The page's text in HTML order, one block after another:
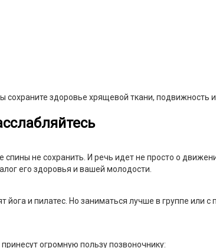
сохраните здоровье хрящевой ткани, подвижность и
спины не сохранить. И речь идет не просто о
его здоровья и вашей молодости.
йога и пилатес. Но заниматься лучше в группе
огромную пользу позвоночнику: